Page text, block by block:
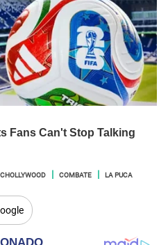
CHOLLYWOOD COMBATE LA PUCA